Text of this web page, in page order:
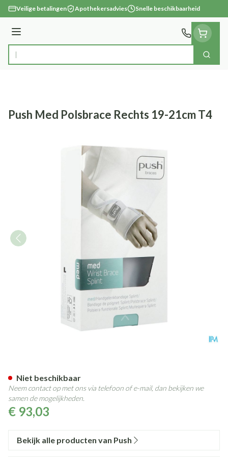
Ga naar de inhoud
Veilige betalingen Apothekersadvies Snelle beschikbaarheid
Menu
Product, merk, categorie... Zoek
Push Med Polsbrace Rechts 19-21cm T4
€ 93,03
Niet beschikbaar
Neem contact op met ons via telefoon of e-mail, dan bekijken we
samen de mogelijkheden.
Bekijk alle producten van Push